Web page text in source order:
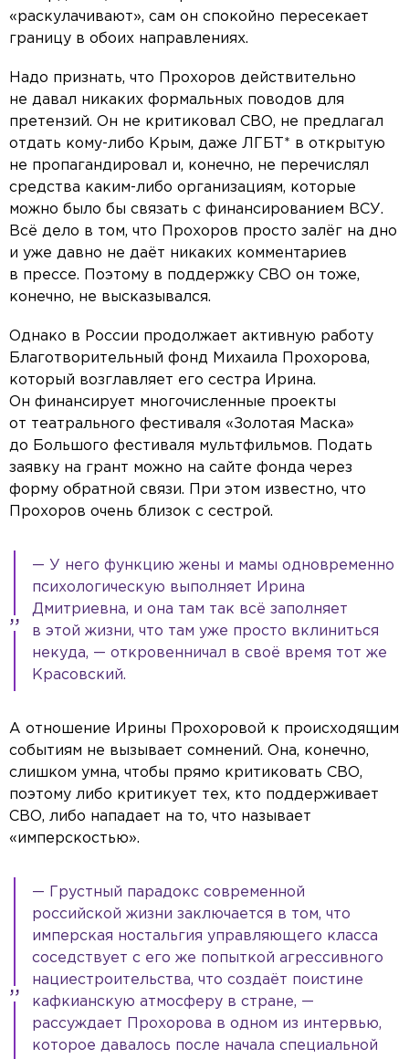
«раскулачивают», сам он спокойно пересекает
границу в обоих направлениях.
Надо признать, что Прохоров действительно
не давал никаких формальных поводов для
претензий. Он не критиковал СВО, не предлагал
отдать кому-либо Крым, даже ЛГБТ* в открытую
не пропагандировал и, конечно, не перечислял
средства каким-либо организациям, которые
можно было бы связать с финансированием ВСУ.
Всё дело в том, что Прохоров просто залёг на дно
и уже давно не даёт никаких комментариев
в прессе. Поэтому в поддержку СВО он тоже,
конечно, не высказывался.
Однако в России продолжает активную работу
Благотворительный фонд Михаила Прохорова,
который возглавляет его сестра Ирина.
Он финансирует многочисленные проекты
от театрального фестиваля «Золотая Маска»
до Большого фестиваля мультфильмов. Подать
заявку на грант можно на сайте фонда через
форму обратной связи. При этом известно, что
Прохоров очень близок с сестрой.
— У него функцию жены и мамы одновременно
психологическую выполняет Ирина
Дмитриевна, и она там так всё заполняет
в этой жизни, что там уже просто вклиниться
некуда, — откровенничал в своё время тот же
Красовский.
А отношение Ирины Прохоровой к происходящим
событиям не вызывает сомнений. Она, конечно,
слишком умна, чтобы прямо критиковать СВО,
поэтому либо критикует тех, кто поддерживает
СВО, либо нападает на то, что называет
«имперскостью».
— Грустный парадокс современной
российской жизни заключается в том, что
имперская ностальгия управляющего класса
соседствует с его же попыткой агрессивного
нациестроительства, что создаёт поистине
кафкианскую атмосферу в стране, —
рассуждает Прохорова в одном из интервью,
которое давалось после начала специальной